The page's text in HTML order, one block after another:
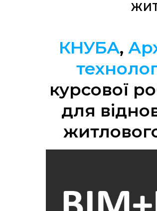
КНУБА,
курсової
для